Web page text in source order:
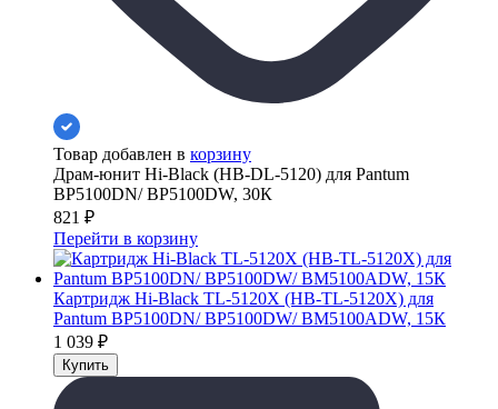
Товар добавлен в корзину
Драм-юнит Hi-Black (HB-DL-5120) для Pantum
BP5100DN/ BP5100DW, 30К
821 ₽
Перейти в корзину
Картридж Hi-Black TL-5120X (HB-TL-5120X) для
Pantum BP5100DN/ BP5100DW/ BM5100ADW, 15К
1 039 ₽